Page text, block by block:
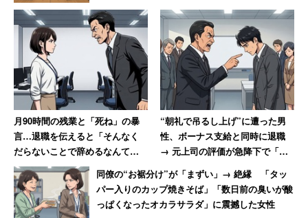
月90時間の残業と「死ね」の暴
言…退職を伝えると「そんなく
だらないことで辞めるなんて」
→10年後、会社は倒産
“朝礼で吊るし上げ”に遭った男
性、ボーナス支給と同時に退職
→ 元上司の評価が急降下で「ザ
マアミロと思いました」
同僚の“お裾分け”が「まずい」→ 絶縁 「タッ
パー入りのカップ焼きそば」「数日前の臭いが酸
っぱくなったオカラサラダ」に震撼した女性